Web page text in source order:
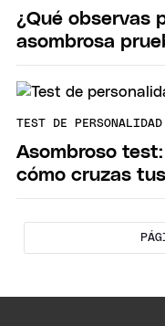
¿Qué observas
asombrosa
TEST DE PERSONALIDAD
Asombroso
cómo cruzas